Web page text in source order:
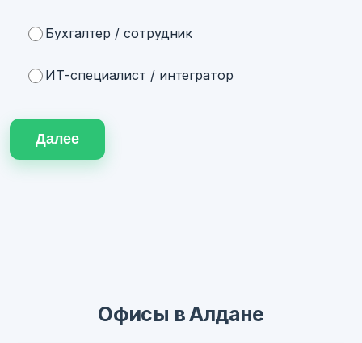
Бухгалтер / сотрудник
ИТ-специалист / интегратор
Далее
Офисы в Алдане